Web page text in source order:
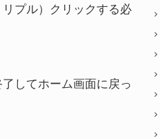
プル）クリックする必
してホーム画面に戻っ